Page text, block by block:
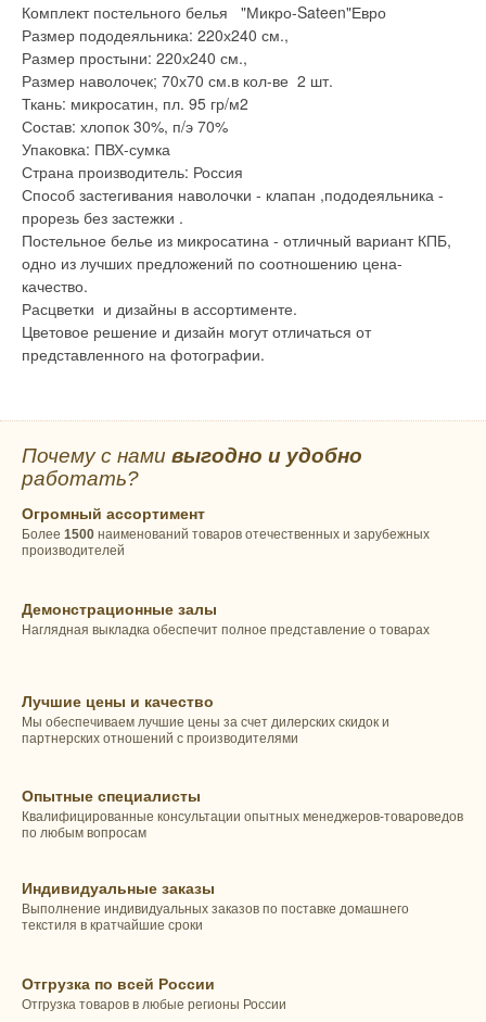
Комплект постельного белья "Микро-Sateen"Евро
Размер пододеяльника: 220х240 см.,
Размер простыни: 220х240 см.,
Размер наволочек; 70х70 см.в кол-ве 2 шт.
Ткань: микросатин, пл. 95 гр/м2
Состав: хлопок 30%, п/э 70%
Упаковка: ПВХ-сумка
Страна производитель: Россия
Способ застегивания наволочки - клапан ,пододеяльника -
прорезь без застежки .
Постельное белье из микросатина - отличный вариант КПБ,
одно из лучших предложений по соотношению цена-
качество.
Расцветки и дизайны в ассортименте.
Цветовое решение и дизайн могут отличаться от
представленного на фотографии.
Почему с нами выгодно и удобно
работать?
Огромный ассортимент
Более 1500 наименований товаров отечественных и зарубежных
производителей
Демонстрационные залы
Наглядная выкладка обеспечит полное представление о товарах
Лучшие цены и качество
Мы обеспечиваем лучшие цены за счет дилерских скидок и
партнерских отношений с производителями
Опытные специалисты
Квалифицированные консультации опытных менеджеров-товароведов
по любым вопросам
Индивидуальные заказы
Выполнение индивидуальных заказов по поставке домашнего
текстиля в кратчайшие сроки
Отгрузка по всей России
Отгрузка товаров в любые регионы России